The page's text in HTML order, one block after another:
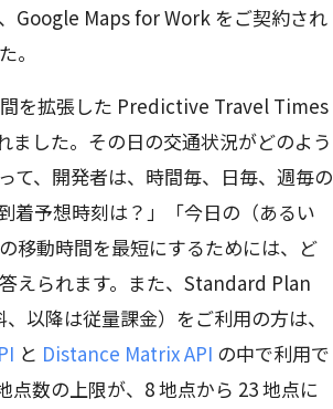
Google Maps for Work をご契約され
。
を拡張した Predictive Travel Times
ました。その日の交通状況がどのよう
て、開発者は、時間毎、日毎、週毎の
着予想時刻は？」「今日の（あるい
移動時間を最短にするためには、ど
えられます。また、Standard Plan
以降は従量課金）をご利用の方は、
と Distance Matrix API の中で利用で
数の上限が、8 地点から 23 地点に